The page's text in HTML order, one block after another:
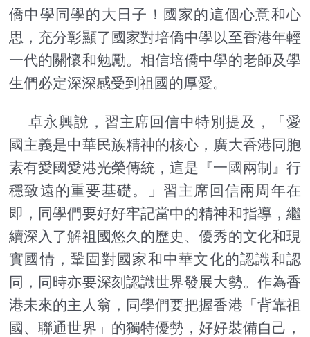
僑中學同學的大日子！國家的這個心意和心
思，充分彰顯了國家對培僑中學以至香港年輕
一代的關懷和勉勵。相信培僑中學的老師及學
生們必定深深感受到祖國的厚愛。
卓永興說，習主席回信中特別提及，「愛
國主義是中華民族精神的核心，廣大香港同胞
素有愛國愛港光榮傳統，這是『一國兩制』行
穩致遠的重要基礎。」習主席回信兩周年在
即，同學們要好好牢記當中的精神和指導，繼
續深入了解祖國悠久的歷史、優秀的文化和現
實國情，鞏固對國家和中華文化的認識和認
同，同時亦要深刻認識世界發展大勢。作為香
港未來的主人翁，同學們要把握香港「背靠祖
國、聯通世界」的獨特優勢，好好裝備自己，